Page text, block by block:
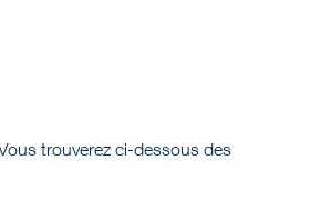
trouverez ci-dessous des